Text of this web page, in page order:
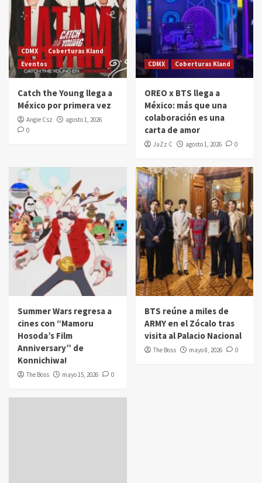
CDMX
Coberturas Kland
Eventos
Catch the Young llega a
México por primera vez
Angie Csz
agosto 1, 2026
0
CDMX Coberturas Kland
OREO x BTS llega a
México: más que una
colaboración es una
carta de amor
JaZz C agosto 1, 2026 0
Summer Wars regresa a
cines con “Mamoru
Hosoda’s Film
Anniversary” de
Konnichiwa!
The Boss mayo 15, 2026 0
BTS reúne a miles de
ARMY en el Zócalo tras
visita al Palacio Nacional
The Boss mayo 8, 2026 0